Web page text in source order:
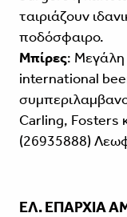
ταιριάζουν
ποδόσφαιρο.
Μπίρες: Μεγάλη
international
Carling, Fosters
(26935888)
ΕΛ. ΕΠΑΡΧΙΑ